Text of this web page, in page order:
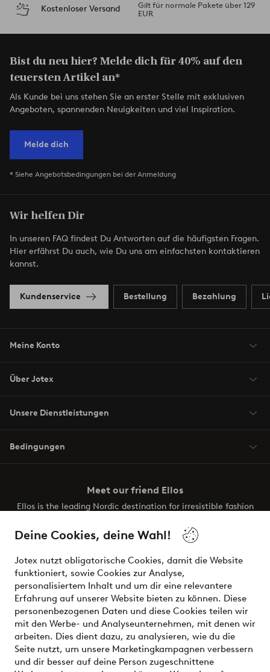
Deine Cookies, deine Wahl!
Jotex nutzt obligatorische Cookies, damit die Website
funktioniert, sowie Cookies zur Analyse,
personalisiertem Inhalt und um dir eine relevantere
Erfahrung auf unserer Website bieten zu können. Diese
personenbezogenen Daten und diese Cookies teilen wir
mit den Werbe- und Analyseunternehmen, mit denen wir
arbeiten. Dies dient dazu, zu analysieren, wie du die
Seite nutzt, um unsere Marketingkampagnen verbessern
und dir besser auf deine Person zugeschnittene
Kostenloser Versand
Gilt für normale Pakete über 129
EUR
Bist du neu hier? Melde dich für 40% auf den
teuersten Artikel an*
Als Kunde bei uns stehen Sie an erster Stelle mit exklusiven
Angeboten, spannenden Neuigkeiten und viel Inspiration.
Melde dich
* Siehe Angebotsbedingungen bei der Anmeldung
Wir helfen Dir
In unseren FAQ findest Du Antworten auf die häufigsten Fragen.
Hier erfährst Du auch, wie Du uns am einfachsten kontaktieren
kannst.
Kundenservice Bestellung Bezahlung
Meine Konto
Über Jotex
Unsere Dienstleistungen
Bedingungen
Meet our friend Ellos
Ellos is the leading Nordic destination for irresistible fashion
the latest trends, curated to make finding your next look
effortless. It’s all here.
Visit Ellos
Sichere Zahlungen - Jetzt bezahlen oder aufteilen
Möchtest du mehr über unsere
Zahlungsmöglichkeitenerfahren?